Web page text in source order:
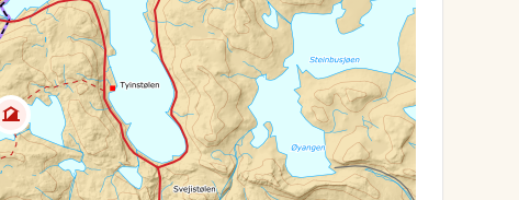
for stenging av hyttene
et hyggelig opphold, som fullt
finne et godt utvalg av mat på
vedfyring og stearinlys som lyskilde.
selv med matlaging, vannhenting,